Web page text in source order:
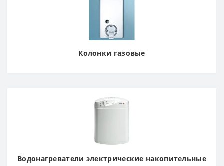
Колонки газовые
Водонагреватели электрические накопительные